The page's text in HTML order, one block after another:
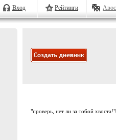
Вход Рейтинги
"проверь, нет ли за тобой